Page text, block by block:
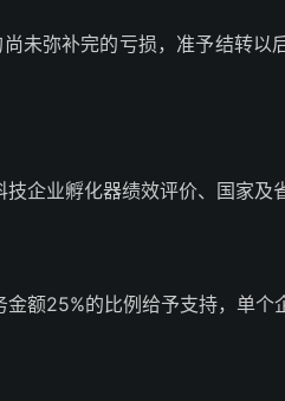
未弥补完的亏损，准予结转以
企业孵化器绩效评价、国家及
额25%的比例给予支持，单个